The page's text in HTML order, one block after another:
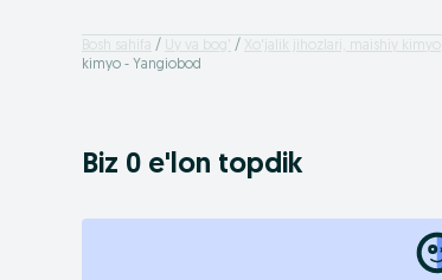
Bosh sahifa Uy va bog' Xo'jalik jihozlari, maishiy kimyo
kimyo - Yangiobod
Biz 0 e'lon topdik